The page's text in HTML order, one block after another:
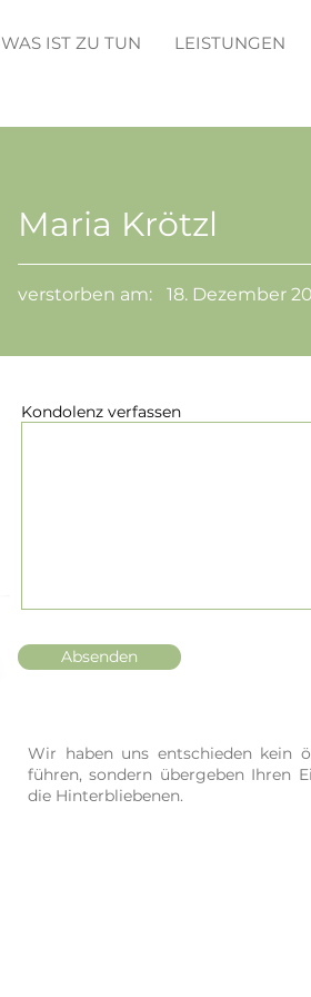
WAS IST ZU TUN LEISTUNGEN
Maria Krötzl
verstorben am: 18. Dezember
Kondolenz verfassen
Absenden
Wir haben uns entschieden kein
führen, sondern übergeben Ihren
die Hinterbliebenen.